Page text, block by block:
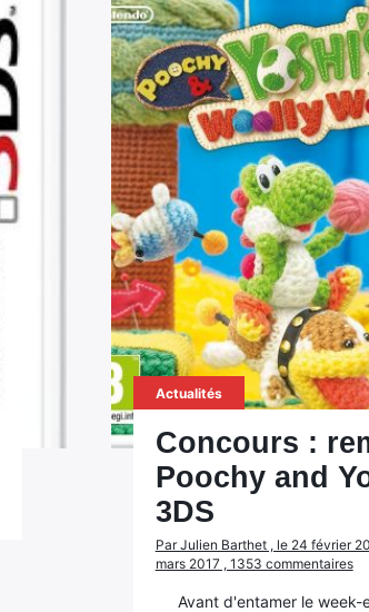
Actualités
Concours :
Poochy and
3DS
Par Julien Barthet , le 24 février
mars 2017 , 1353 commentaires
Avant d'entamer le week-